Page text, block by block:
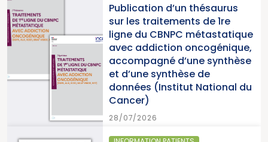
Publication d’un thésaurus
sur les traitements de 1re
ligne du CBNPC métastatique
avec addiction oncogénique,
accompagné d’une synthèse
et d’une synthèse de
données (Institut National du
Cancer)
28/07/2026